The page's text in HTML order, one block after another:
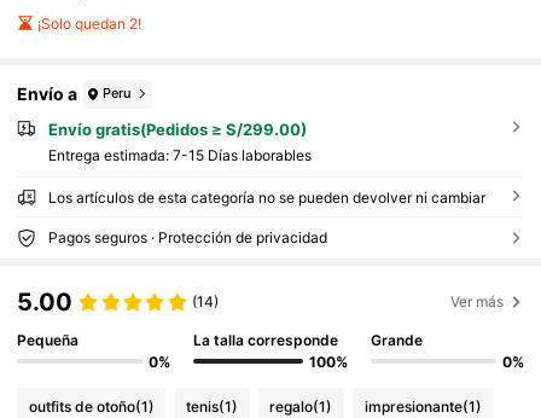
¡Solo quedan 2!
Envío a Peru
Envío gratis(Pedidos ≥ S/299.00)
Entrega estimada: 7-15 Días laborables
Los artículos de esta categoría no se pueden devolver ni cambiar
Pagos seguros · Protección de privacidad
5.00 (14) Ver más
Pequeña
0%
La talla corresponde
100%
Grande
0%
outfits de otoño(1) tenis(1) regalo(1) impresionante(1)